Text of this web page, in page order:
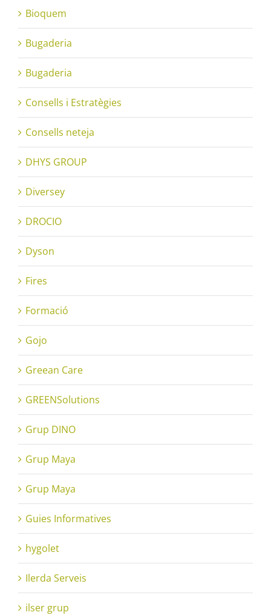
Bioquem
Bugaderia
Bugaderia
Consells i Estratègies
Consells neteja
DHYS GROUP
Diversey
DROCIO
Dyson
Fires
Formació
Gojo
Greean Care
GREENSolutions
Grup DINO
Grup Maya
Grup Maya
Guies Informatives
hygolet
Ilerda Serveis
ilser grup